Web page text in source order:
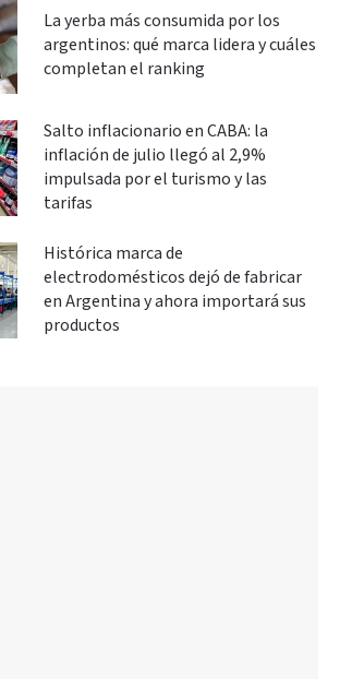
La yerba más consumida por los
argentinos: qué marca lidera y cuáles
completan el ranking
Salto inflacionario en CABA: la
inflación de julio llegó al 2,9%
impulsada por el turismo y las
tarifas
Histórica marca de
electrodomésticos dejó de fabricar
en Argentina y ahora importará sus
productos